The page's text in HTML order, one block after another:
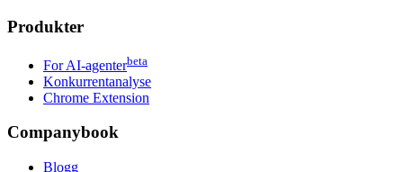
Produkter
For AI-agenterbeta
Konkurrentanalyse
Chrome Extension
Companybook
Blogg